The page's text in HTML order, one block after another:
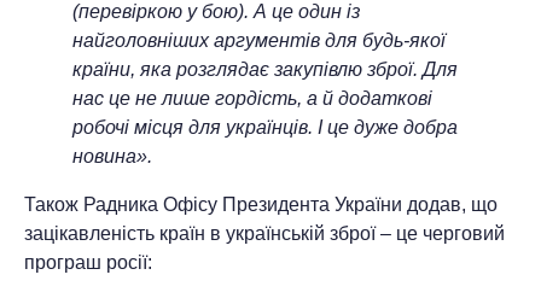
(перевіркою у бою). А це один із
найголовніших аргументів для будь-якої
країни, яка розглядає закупівлю зброї. Для
нас це не лише гордість, а й додаткові
робочі місця для українців. І це дуже добра
новина».
Також Радника Офiсу Президента України додав, що
зацікавленість країн в українській зброї – це черговий
програш росії: